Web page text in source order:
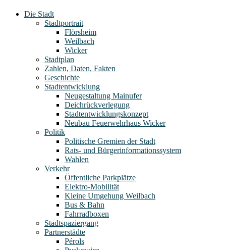
Die Stadt
Stadtportrait
Flörsheim
Weilbach
Wicker
Stadtplan
Zahlen, Daten, Fakten
Geschichte
Stadtentwicklung
Neugestaltung Mainufer
Deichrückverlegung
Stadtentwicklungskonzept
Neubau Feuerwehrhaus Wicker
Politik
Politische Gremien der Stadt
Rats- und Bürgerinformationssystem
Wahlen
Verkehr
Öffentliche Parkplätze
Elektro-Mobilität
Kleine Umgehung Weilbach
Bus & Bahn
Fahrradboxen
Stadtspaziergang
Partnerstädte
Pérols